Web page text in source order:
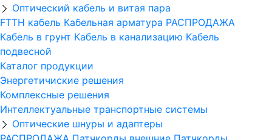
Оптический кабель и витая пара
FTTH кабель Кабельная арматура РАСПРОДАЖА
Кабель в грунт Кабель в канализацию Кабель
подвесной
Каталог продукции
Энергетичиские решения
Комплексные решения
Интеллектуальные транспортные системы
Оптические шнуры и адаптеры